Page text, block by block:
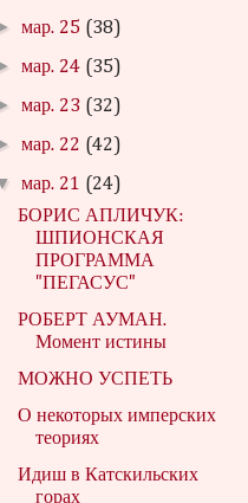
мар. 25 (38)
мар. 24 (35)
мар. 23 (32)
мар. 22 (42)
мар. 21 (24)
БОРИС АПЛИЧУК:
ШПИОНСКАЯ
ПРОГРАММА
"ПЕГАСУС"
РОБЕРТ АУМАН.
Момент истины
МОЖНО УСПЕТЬ
О некоторых имперских
теориях
Идиш в Катскильских
горах